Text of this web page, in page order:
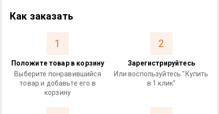
Как заказать
1
Положите товар в корзину
Выберите понравившийся
товар и добавьте его в
корзину
2
Зарегистрируйтесь
Или воспользуйтесь "Купить
в 1 клик"